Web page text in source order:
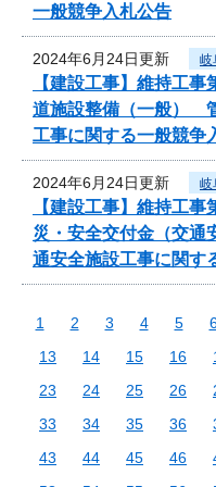
一般競争入札公告
2024年6月24日更新 岐
【建設工事】維持工
道施設整備（一般）
工事に関する一般競争
2024年6月24日更新 岐
【建設工事】維持工
災・安全交付金（交
通安全施設工事に関す
1 2 3 4 5
13
14 15 16
23
24 25 26
33
34 35 36
43
44 45 46